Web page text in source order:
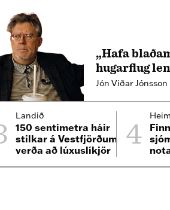
„Hafa
hugarflug
Jón Viðar Jónsson
Landið
150 sentímetra háir
stilkar á Vestfjörðum
verða að lúxuslíkjör
4